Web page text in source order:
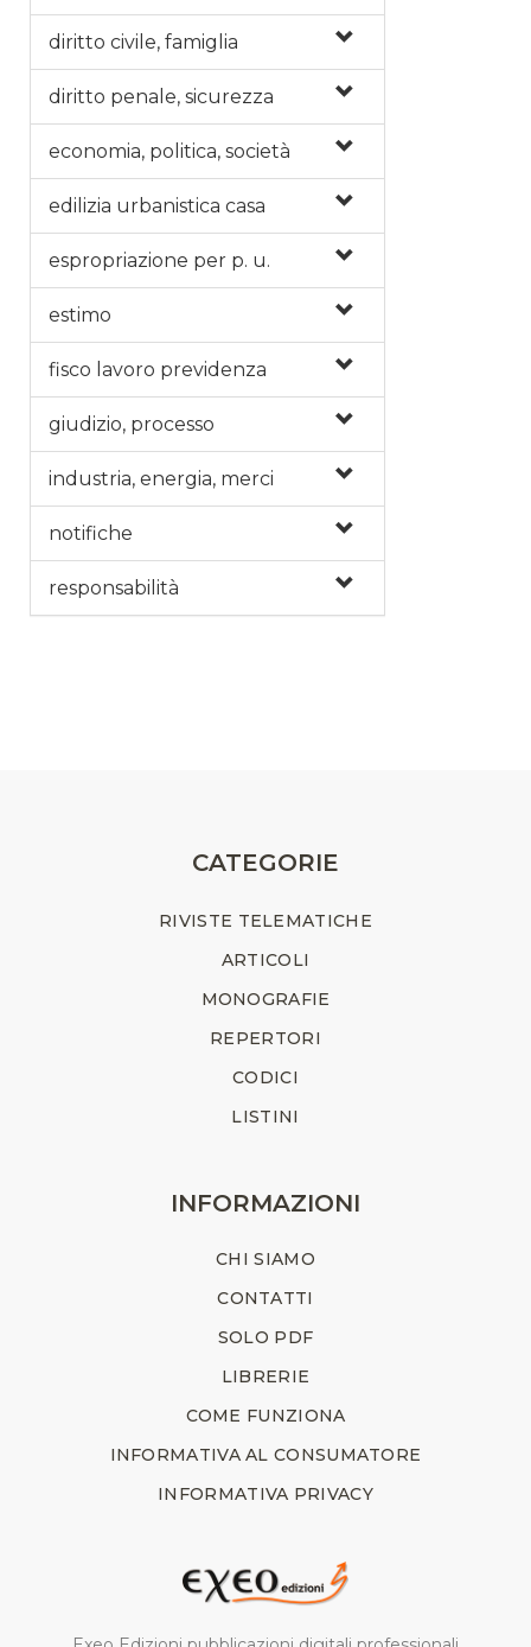
diritto civile, famiglia
diritto penale, sicurezza
economia, politica, società
edilizia urbanistica casa
espropriazione per p. u.
estimo
fisco lavoro previdenza
giudizio, processo
industria, energia, merci
notifiche
responsabilità
CATEGORIE
RIVISTE TELEMATICHE
ARTICOLI
MONOGRAFIE
REPERTORI
CODICI
LISTINI
INFORMAZIONI
CHI SIAMO
CONTATTI
SOLO PDF
LIBRERIE
COME FUNZIONA
INFORMATIVA AL CONSUMATORE
INFORMATIVA PRIVACY